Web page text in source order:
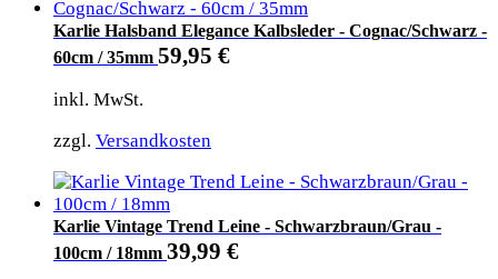
Karlie Halsband Elegance Kalbsleder - Cognac/Schwarz -
60cm / 35mm 59,95 €
inkl. MwSt.
zzgl. Versandkosten
Karlie Vintage Trend Leine - Schwarzbraun/Grau -
100cm / 18mm 39,99 €